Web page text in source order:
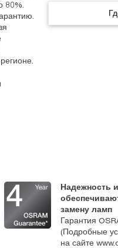
80%.
Надежность
замену ламп
Гарантия
(Подробные
на сайте